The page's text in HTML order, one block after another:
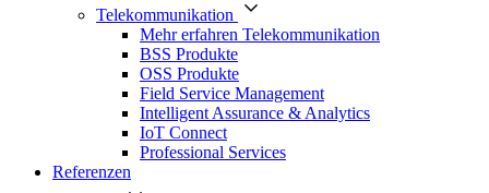
Telekommunikation
Mehr erfahren Telekommunikation
BSS Produkte
OSS Produkte
Field Service Management
Intelligent Assurance & Analytics
IoT Connect
Professional Services
Referenzen